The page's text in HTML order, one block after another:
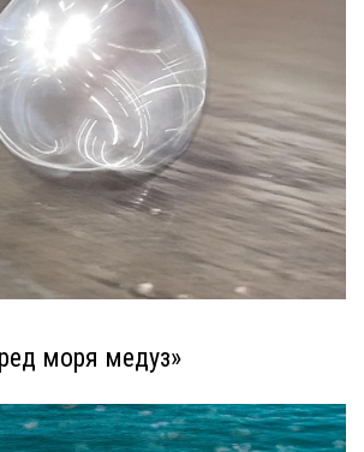
моря медуз»